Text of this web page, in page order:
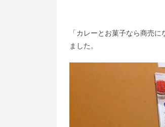
「カレーとお菓子なら商売
ました。​